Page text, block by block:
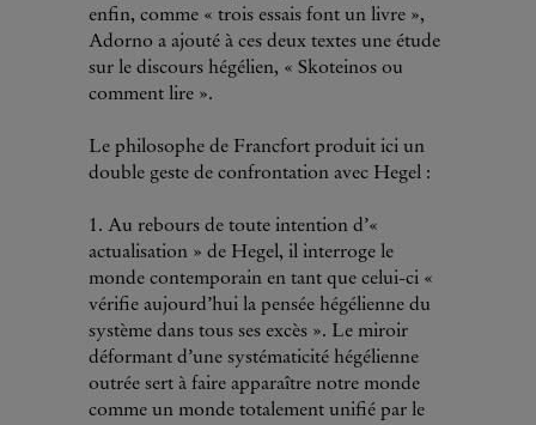
enfin, comme « trois essais font un livre »,
Adorno a ajouté à ces deux textes une étude
sur le discours hégélien, « Skoteinos ou
comment lire ».
Le philosophe de Francfort produit ici un
double geste de confrontation avec Hegel :
1. Au rebours de toute intention d’«
actualisation » de Hegel, il interroge le
monde contemporain en tant que celui-ci «
vérifie aujourd’hui la pensée hégélienne du
système dans tous ses excès ». Le miroir
déformant d’une systématicité hégélienne
outrée sert à faire apparaître notre monde
comme un monde totalement unifié par le